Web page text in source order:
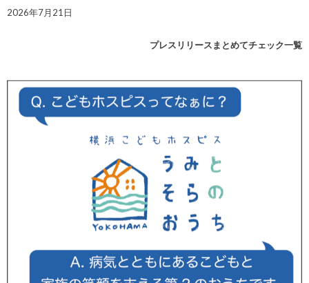
2026年7月21日
プレスリリースまとめてチェック一覧